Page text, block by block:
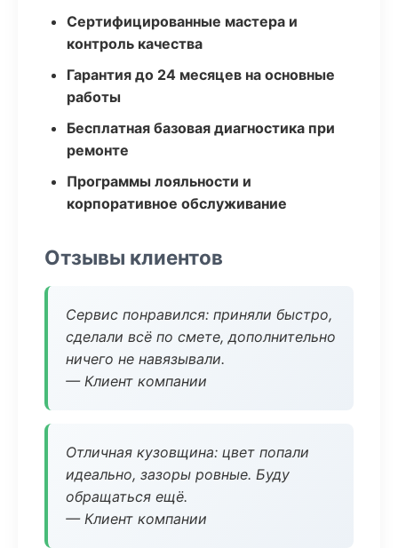
Сертифицированные мастера и
контроль качества
Гарантия до 24 месяцев на основные
работы
Бесплатная базовая диагностика при
ремонте
Программы лояльности и
корпоративное обслуживание
Отзывы клиентов
Сервис понравился: приняли быстро,
сделали всё по смете, дополнительно
ничего не навязывали.
— Клиент компании
Отличная кузовщина: цвет попали
идеально, зазоры ровные. Буду
обращаться ещё.
— Клиент компании